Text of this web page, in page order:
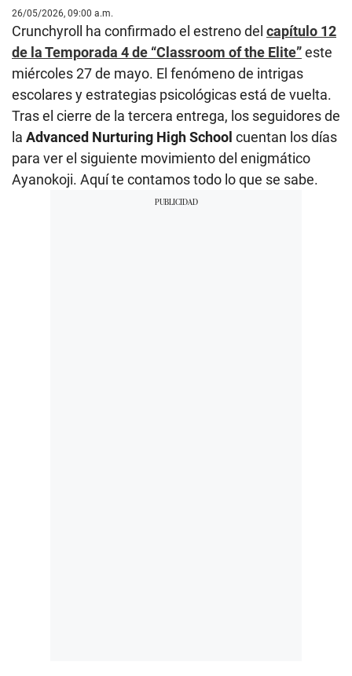
26/05/2026, 09:00 a.m.
Crunchyroll ha confirmado el estreno del capítulo 12
de la Temporada 4 de “Classroom of the Elite”este
miércoles 27 de mayo. El fenómeno de intrigas
escolares y estrategias psicológicas está de vuelta.
Tras el cierre de la tercera entrega, los seguidores de
la Advanced Nurturing High School cuentan los días
para ver el siguiente movimiento del enigmático
Ayanokoji. Aquí te contamos todo lo que se sabe.